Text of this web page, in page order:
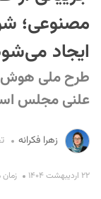
مصنوعی؛
ایجاد
طرح ملی هوش
علنی مجلس
زهرا فکرانه
۲۲ اردیبهشت ۱۴۰۴ زمان